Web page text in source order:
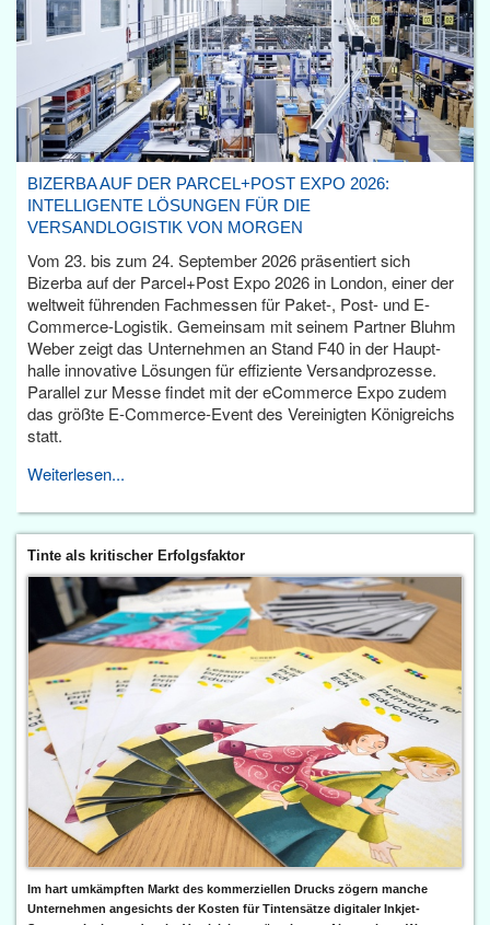
BIZERBA AUF DER PARCEL+POST EXPO 2026:
INTELLIGENTE LÖSUNGEN FÜR DIE
VERSANDLOGISTIK VON MORGEN
Vom 23. bis zum 24. September 2026 präsentiert sich
Bizerba auf der Parcel+Post Expo 2026 in London, einer der
weltweit führenden Fachmessen für Paket-, Post- und E-
Commerce-Logistik. Gemeinsam mit seinem Partner Bluhm
Weber zeigt das Unternehmen an Stand F40 in der Haupt­
halle innovative Lösungen für effiziente Versandprozesse.
Parallel zur Messe findet mit der eCommerce Expo zudem
das größte E-Commerce-Event des Vereinigten Königreichs
statt.
Weiterlesen...
Tinte als kritischer Erfolgsfaktor
Im hart umkämpften Markt des kommerziellen Drucks zögern manche
Unternehmen angesichts der Kosten für Tintensätze digitaler Inkjet-